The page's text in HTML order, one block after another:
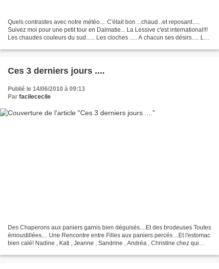
Quels contrastes avec notre météo.... C'était bon ...chaud...et reposant.....
Suivez moi pour une petit tour en Dalmatie... La Lessive c'est international!!!
Les chaudes couleurs du sud...... Les cloches ..... A chacun ses désirs..... Les
Ces 3 derniers jours ....
Publié le 14/06/2010 à 09:13
Par facilececile
Des Chaperons aux paniers garnis bien déguisés....Et des brodeuses Toutes
émoustillées.... Une Rencontre entre Filles aux paniers percés ...Et l'estomac
bien calé! Nadine , Kati , Jeanne , Sandrine , Andréa , Christine chez qui